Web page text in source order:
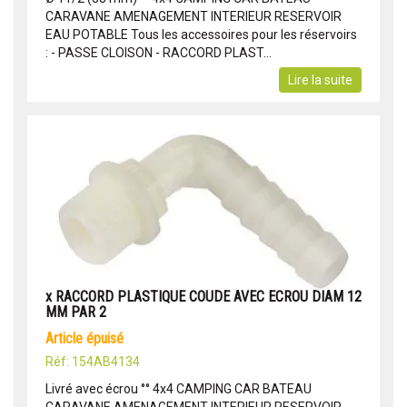
CARAVANE AMENAGEMENT INTERIEUR RESERVOIR
EAU POTABLE Tous les accessoires pour les réservoirs
: - PASSE CLOISON - RACCORD PLAST...
Lire la suite
x RACCORD PLASTIQUE COUDE AVEC ECROU DIAM 12
MM PAR 2
article épuisé
Réf: 154AB4134
Livré avec écrou °° 4x4 CAMPING CAR BATEAU